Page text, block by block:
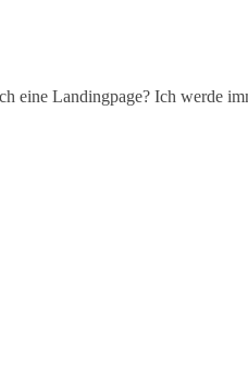
eine Landingpage? Ich werde